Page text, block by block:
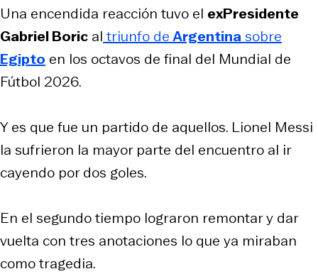
Una encendida reacción tuvo el exPresidente
Gabriel Boric altriunfo deArgentinasobre
Egipto en los octavos de final del Mundial de
Fútbol 2026.
Y es que fue un partido de aquellos. Lionel Messi
la sufrieron la mayor parte del encuentro al ir
cayendo por dos goles.
En el segundo tiempo lograron remontar y dar
vuelta con tres anotaciones lo que ya miraban
como tragedia.